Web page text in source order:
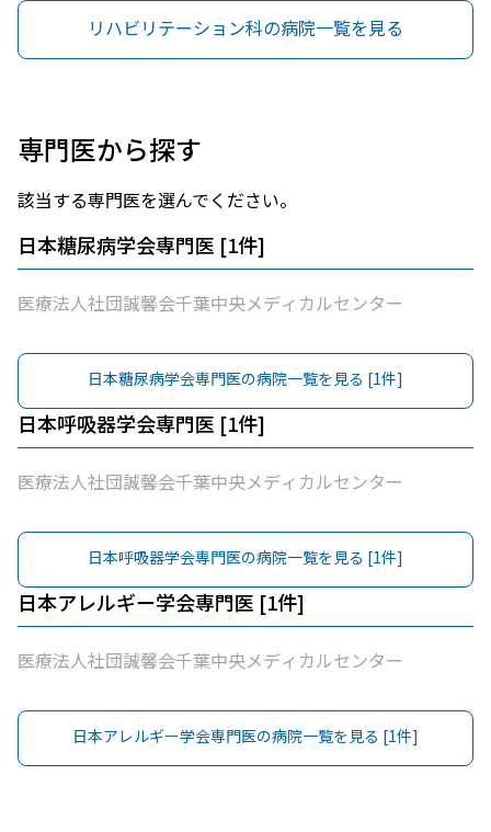
リハビリテーション科の病院一覧を見る
専門医から探す
該当する専門医を選んでください。
日本糖尿病学会専門医 [1件]
医療法人社団誠馨会千葉中央メディカルセンター
日本糖尿病学会専門医の病院一覧を見る [1件]
日本呼吸器学会専門医 [1件]
医療法人社団誠馨会千葉中央メディカルセンター
日本呼吸器学会専門医の病院一覧を見る [1件]
日本アレルギー学会専門医 [1件]
医療法人社団誠馨会千葉中央メディカルセンター
日本アレルギー学会専門医の病院一覧を見る [1件]